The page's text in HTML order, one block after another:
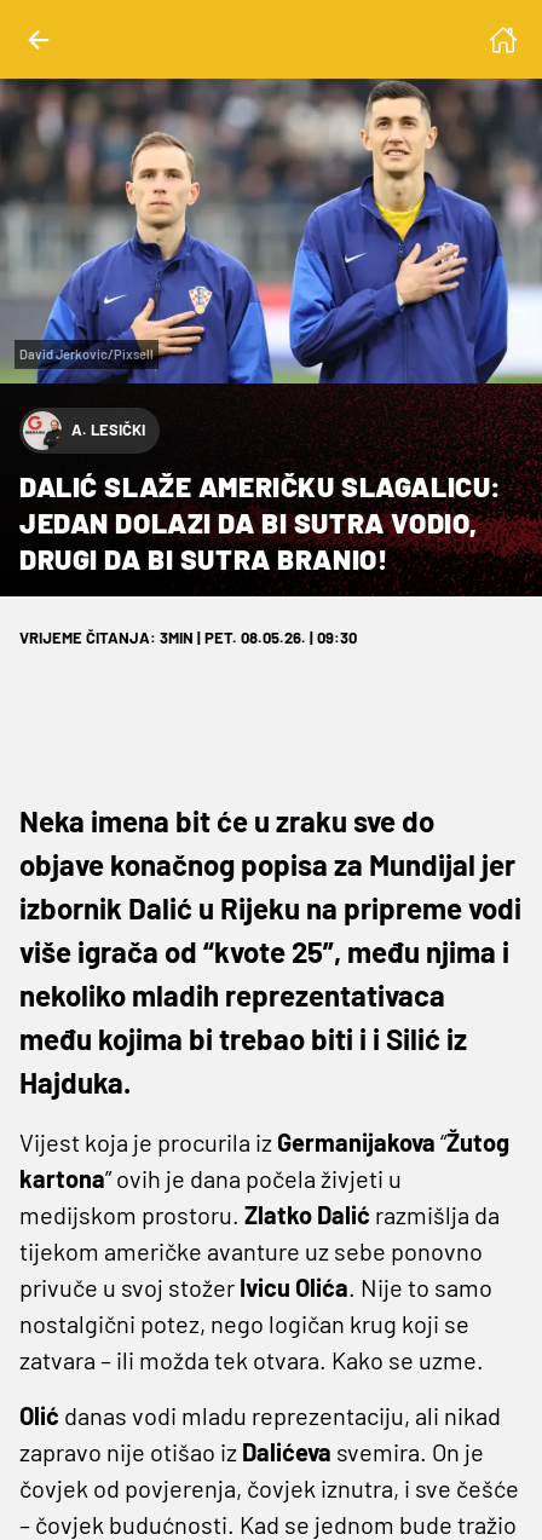
David Jerkovic/Pixsell
A. LESIČKI
DALIĆ SLAŽE AMERIČKU SLAGALICU:
JEDAN DOLAZI DA BI SUTRA VODIO,
DRUGI DA BI SUTRA BRANIO!
VRIJEME ČITANJA: 3MIN | PET. 08.05.26. | 09:30
Neka imena bit će u zraku sve do
objave konačnog popisa za Mundijal jer
izbornik Dalić u Rijeku na pripreme vodi
više igrača od “kvote 25”, među njima i
nekoliko mladih reprezentativaca
među kojima bi trebao biti i i Silić iz
Hajduka.
Vijest koja je procurila iz Germanijakova “Žutog
kartona” ovih je dana počela živjeti u
medijskom prostoru. Zlatko Dalić razmišlja da
tijekom američke avanture uz sebe ponovno
privuče u svoj stožer Ivicu Olića. Nije to samo
nostalgični potez, nego logičan krug koji se
zatvara – ili možda tek otvara. Kako se uzme.
Olić danas vodi mladu reprezentaciju, ali nikad
zapravo nije otišao iz Dalićeva svemira. On je
čovjek od povjerenja, čovjek iznutra, i sve češće
– čovjek budućnosti. Kad se jednom bude tražio